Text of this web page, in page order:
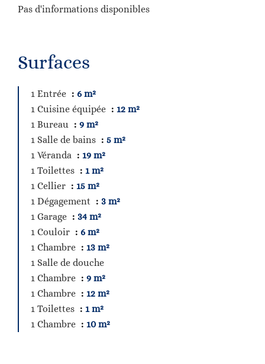
Pas d'informations disponibles
Surfaces
1 Entrée
6 m²
1 Cuisine équipée
12 m²
1 Bureau
9 m²
1 Salle de bains
5 m²
1 Véranda
19 m²
1 Toilettes
1 m²
1 Cellier
15 m²
1 Dégagement
3 m²
1 Garage
34 m²
1 Couloir
6 m²
1 Chambre
13 m²
1 Salle de douche
1 Chambre
9 m²
1 Chambre
12 m²
1 Toilettes
1 m²
1 Chambre
10 m²